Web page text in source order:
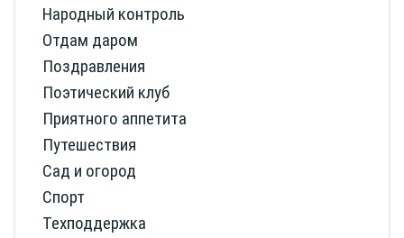
Народный контроль
Отдам даром
Поздравления
Поэтический клуб
Приятного аппетита
Путешествия
Сад и огород
Спорт
Техподдержка